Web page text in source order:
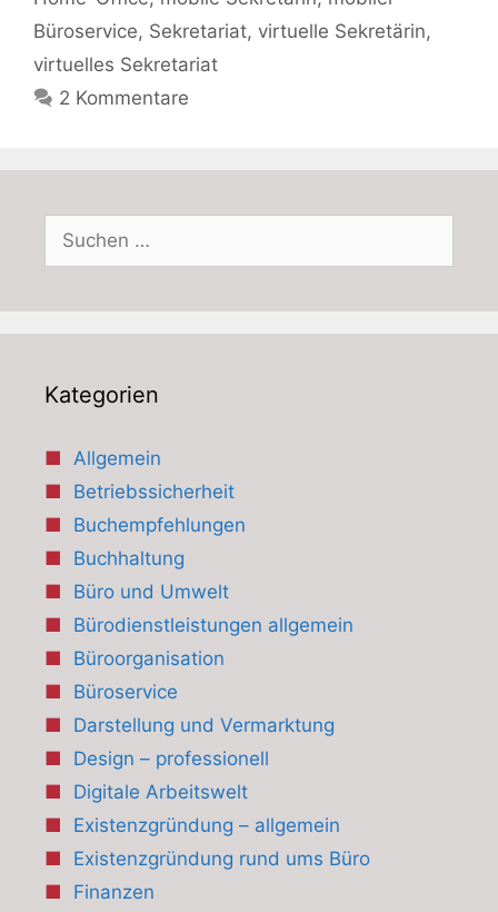
Büroservice, Sekretariat, virtuelle Sekretärin,
virtuelles Sekretariat
2 Kommentare
nach:
Kategorien
Allgemein
Betriebssicherheit
Buchempfehlungen
Buchhaltung
Büro und Umwelt
Bürodienstleistungen allgemein
Büroorganisation
Büroservice
Darstellung und Vermarktung
Design – professionell
Digitale Arbeitswelt
Existenzgründung – allgemein
Existenzgründung rund ums Büro
Finanzen